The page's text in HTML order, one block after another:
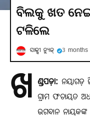
ବିଲକୁ ଖତ
ଟଳିଲେ
ସାକ୍ସୀ ନ୍ୟୁଜ୍ 3 months
ଖ ଣ୍ଡପଡ଼ା: ନୟାଗଡ଼
ଗ୍ରାମ ପଂଚାୟତ
ଭଗବାନ ନାୟକଙ୍କ